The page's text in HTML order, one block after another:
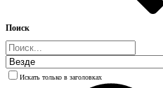
Поиск
Искать только в заголовках